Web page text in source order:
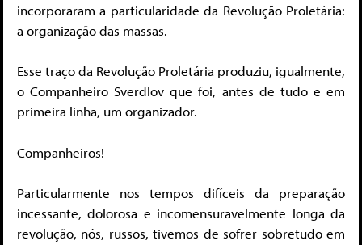
incorporaram a particularidade da Revolução Proletária:
a organização das massas.
Esse traço da Revolução Proletária produziu, igualmente,
o Companheiro Sverdlov que foi, antes de tudo e em
primeira linha, um organizador.
Companheiros!
Particularmente nos tempos difíceis da preparação
incessante, dolorosa e incomensuravelmente longa da
revolução, nós, russos, tivemos de sofrer sobretudo em